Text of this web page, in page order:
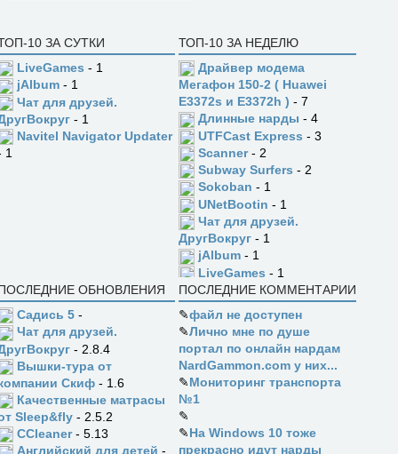
10 ЗА СУТКИ
LiveGames - 1
jAlbum - 1
Чат для друзей.
- 1
Navitel Navigator Updater
1
ТОП-10 ЗА НЕДЕЛЮ
Драйвер модема
Мегафон 150-2 ( Huawei
E3372s и E3372h ) - 7
Длинные нарды - 4
UTFCast Express - 3
Scanner- 2
Subway Surfers - 2
Sokoban - 1
UNetBootin - 1
Чат для друзей.
ДругВокруг - 1
jAlbum - 1
LiveGames - 1
ОБНОВЛЕНИЯ
Садись 5 -
Чат для друзей.
- 2.8.4
Вышки-тура от
Скиф - 1.6
Качественные матрасы
Sleep&fly - 2.5.2
CCleaner- 5.13
Английский для детей -
ПОСЛЕДНИЕ КОММЕНТАРИИ
✎файл не доступен
✎Лично мне по душе
портал по онлайн нардам
NardGammon.com у них...
✎Мониторинг транспорта
№1
✎
✎На Windows 10 тоже
прекрасно идут нарды